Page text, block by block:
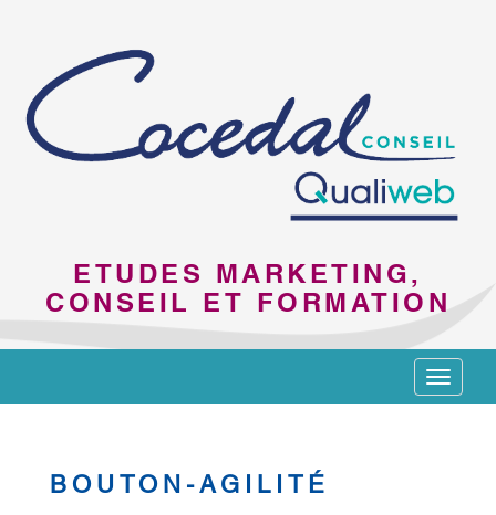
ETUDES MARKETING,
CONSEIL ET FORMATION
Toggle
BOUTON-AGILITÉ